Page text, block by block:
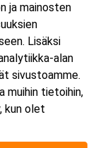
ja mainosten
Lisäksi
alan
sivustoamme.
muihin tietoihin,
kun olet